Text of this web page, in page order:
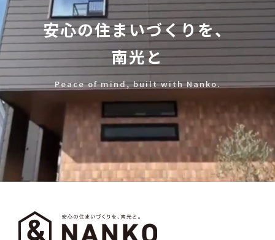
安心の住まいづくりを、
南光と
Peace of mind, built with Nanko.